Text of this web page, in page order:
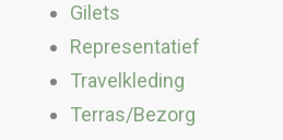
Gilets
Representatief
Travelkleding
Terras/Bezorg